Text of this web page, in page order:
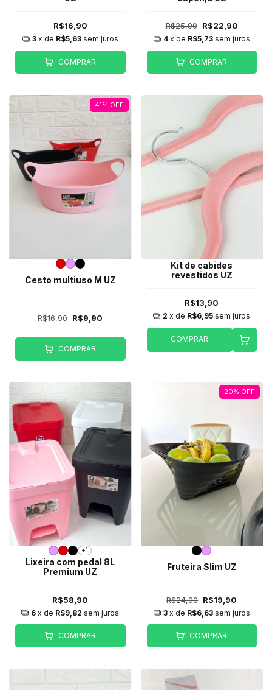
R$16,90
3 x de R$5,63 sem juros
COMPRAR
R$25,90 R$22,90
4 x de R$5,73 sem juros
COMPRAR
41% OFF
Cesto multiuso M UZ
R$16,90 R$9,90
COMPRAR
Kit de cabides
revestidos UZ
R$13,90
2 x de R$6,95 sem juros
COMPRAR
+1
Lixeira com pedal 8L
Premium UZ
R$58,90
6 x de R$9,82 sem juros
COMPRAR
20% OFF
Fruteira Slim UZ
R$24,90 R$19,90
3 x de R$6,63 sem juros
COMPRAR